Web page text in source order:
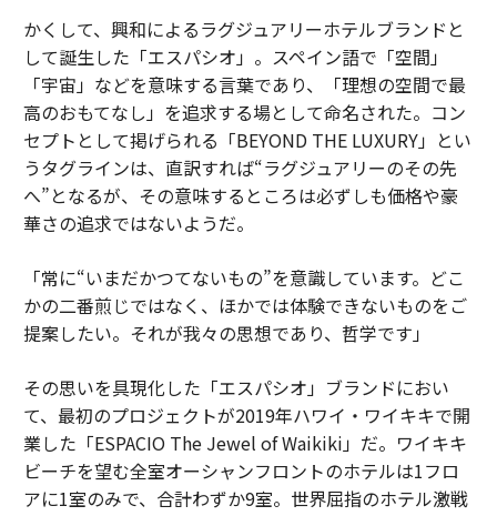
かくして、興和によるラグジュアリーホテルブランドと
して誕生した「エスパシオ」。スペイン語で「空間」
「宇宙」などを意味する言葉であり、「理想の空間で最
高のおもてなし」を追求する場として命名された。コン
セプトとして掲げられる「BEYOND THE LUXURY」とい
うタグラインは、直訳すれば“ラグジュアリーのその先
へ”となるが、その意味するところは必ずしも価格や豪
華さの追求ではないようだ。
「常に“いまだかつてないもの”を意識しています。どこ
かの二番煎じではなく、ほかでは体験できないものをご
提案したい。それが我々の思想であり、哲学です」
その思いを具現化した「エスパシオ」ブランドにおい
て、最初のプロジェクトが2019年ハワイ・ワイキキで開
業した「ESPACIO The Jewel of Waikiki」だ。ワイキキ
ビーチを望む全室オーシャンフロントのホテルは1フロ
アに1室のみで、合計わずか9室。世界屈指のホテル激戦